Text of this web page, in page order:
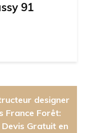
91
designer
France Forêt:
Gratuit en